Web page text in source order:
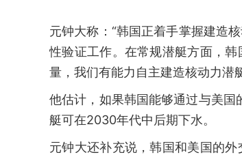
元钟大称：“韩国正着手掌握建造
性验证工作。在常规潜艇方面，
量，我们有能力自主建造核动力潜
他估计，如果韩国能够通过与美
艇可在2030年代中后期下水。
元钟大还补充说，韩国和美国的